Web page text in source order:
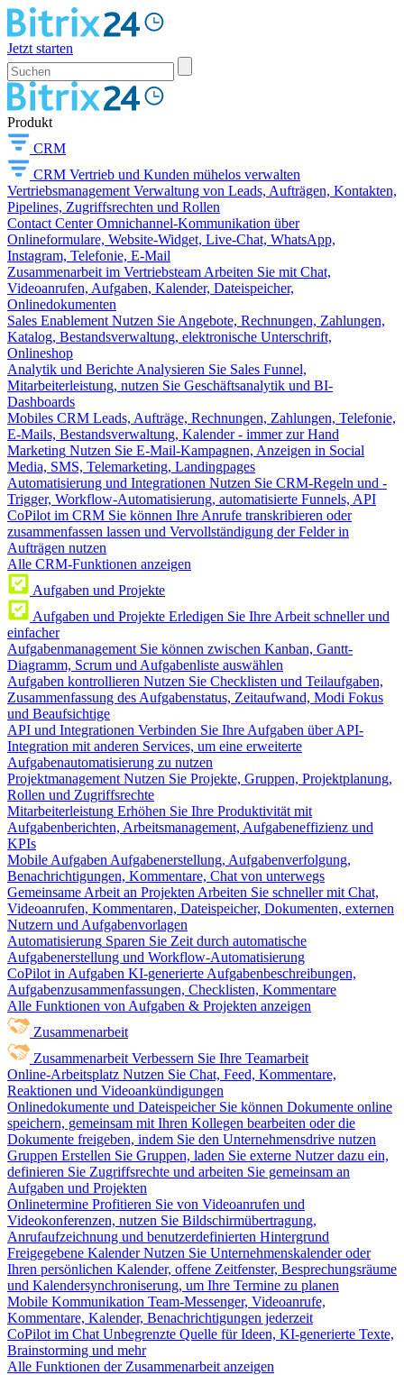
Jetzt starten
Produkt
CRM
CRM Vertrieb und Kunden mühelos verwalten
Vertriebsmanagement Verwaltung von Leads, Aufträgen, Kontakten,
Pipelines, Zugriffsrechten und Rollen
Contact Center Omnichannel-Kommunikation über
Onlineformulare, Website-Widget, Live-Chat, WhatsApp,
Instagram, Telefonie, E-Mail
Zusammenarbeit im Vertriebsteam Arbeiten Sie mit Chat,
Videoanrufen, Aufgaben, Kalender, Dateispeicher,
Onlinedokumenten
Sales Enablement Nutzen Sie Angebote, Rechnungen, Zahlungen,
Katalog, Bestandsverwaltung, elektronische Unterschrift,
Onlineshop
Analytik und Berichte Analysieren Sie Sales Funnel,
Mitarbeiterleistung, nutzen Sie Geschäftsanalytik und BI-
Dashboards
Mobiles CRM Leads, Aufträge, Rechnungen, Zahlungen, Telefonie,
E-Mails, Bestandsverwaltung, Kalender - immer zur Hand
Marketing Nutzen Sie E-Mail-Kampagnen, Anzeigen in Social
Media, SMS, Telemarketing, Landingpages
Automatisierung und Integrationen Nutzen Sie CRM-Regeln und -
Trigger, Workflow-Automatisierung, automatisierte Funnels, API
CoPilot im CRM Sie können Ihre Anrufe transkribieren oder
zusammenfassen lassen und Vervollständigung der Felder in
Aufträgen nutzen
Alle CRM-Funktionen anzeigen
Aufgaben und Projekte
Aufgaben und Projekte Erledigen Sie Ihre Arbeit schneller und
einfacher
Aufgabenmanagement Sie können zwischen Kanban, Gantt-
Diagramm, Scrum und Aufgabenliste auswählen
Aufgaben kontrollieren Nutzen Sie Checklisten und Teilaufgaben,
Zusammenfassung des Aufgabenstatus, Zeitaufwand, Modi Fokus
und Beaufsichtige
API und Integrationen Verbinden Sie Ihre Aufgaben über API-
Integration mit anderen Services, um eine erweiterte
Aufgabenautomatisierung zu nutzen
Projektmanagement Nutzen Sie Projekte, Gruppen, Projektplanung,
Rollen und Zugriffsrechte
Mitarbeiterleistung Erhöhen Sie Ihre Produktivität mit
Aufgabenberichten, Arbeitsmanagement, Aufgabeneffizienz und
KPIs
Mobile Aufgaben Aufgabenerstellung, Aufgabenverfolgung,
Benachrichtigungen, Kommentare, Chat von unterwegs
Gemeinsame Arbeit an Projekten Arbeiten Sie schneller mit Chat,
Videoanrufen, Kommentaren, Dateispeicher, Dokumenten, externen
Nutzern und Aufgabenvorlagen
Automatisierung Sparen Sie Zeit durch automatische
Aufgabenerstellung und Workflow-Automatisierung
CoPilot in Aufgaben KI-generierte Aufgabenbeschreibungen,
Aufgabenzusammenfassungen, Checklisten, Kommentare
Alle Funktionen von Aufgaben & Projekten anzeigen
Zusammenarbeit
Zusammenarbeit Verbessern Sie Ihre Teamarbeit
Online-Arbeitsplatz Nutzen Sie Chat, Feed, Kommentare,
Reaktionen und Videoankündigungen
Onlinedokumente und Dateispeicher Sie können Dokumente online
speichern, gemeinsam mit Ihren Kollegen bearbeiten oder die
Dokumente freigeben, indem Sie den Unternehmensdrive nutzen
Gruppen Erstellen Sie Gruppen, laden Sie externe Nutzer dazu ein,
definieren Sie Zugriffsrechte und arbeiten Sie gemeinsam an
Aufgaben und Projekten
Onlinetermine Profitieren Sie von Videoanrufen und
Videokonferenzen, nutzen Sie Bildschirmübertragung,
Anrufaufzeichnung und benutzerdefinierten Hintergrund
Freigegebene Kalender Nutzen Sie Unternehmenskalender oder
Ihren persönlichen Kalender, offene Zeitfenster, Besprechungsräume
und Kalendersynchroniserung, um Ihre Termine zu planen
Mobile Kommunikation Team-Messenger, Videoanrufe,
Kommentare, Kalender, Benachrichtigungen jederzeit
CoPilot im Chat Unbegrenzte Quelle für Ideen, KI-generierte Texte,
Brainstorming und mehr
Alle Funktionen der Zusammenarbeit anzeigen